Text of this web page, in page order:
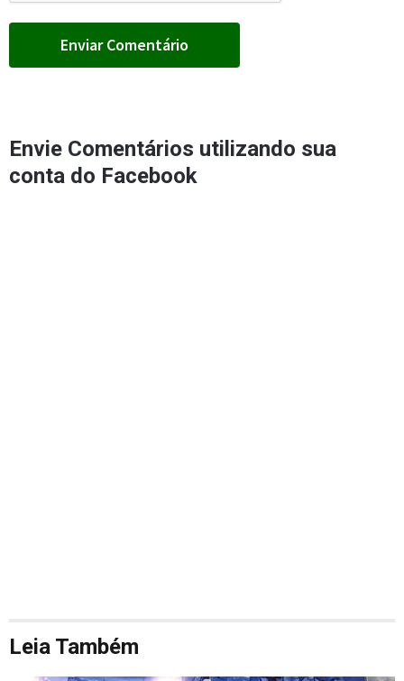
Envie Comentários utilizando sua
conta do Facebook
Leia Também